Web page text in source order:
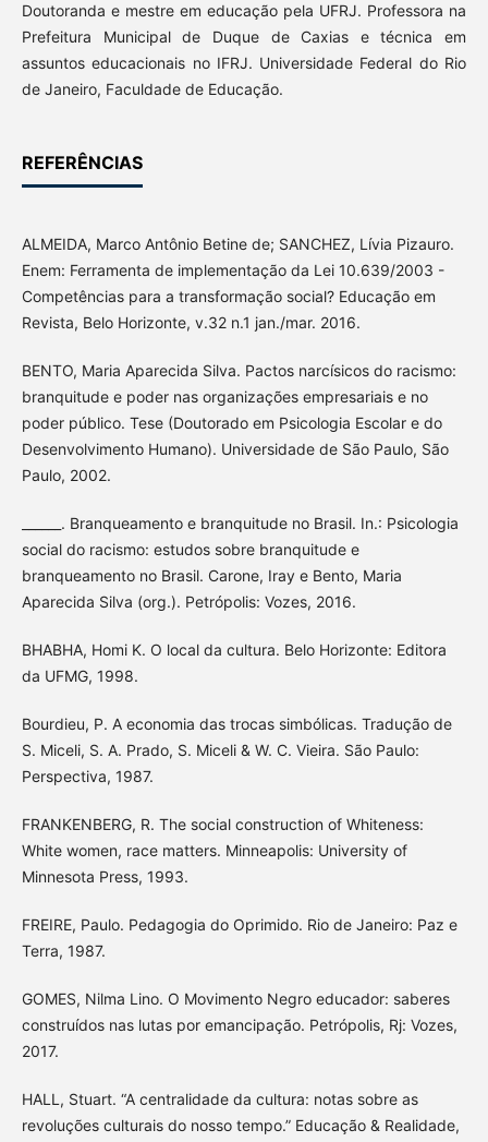
Doutoranda e mestre em educação pela UFRJ. Professora na
Prefeitura Municipal de Duque de Caxias e técnica em
assuntos educacionais no IFRJ. Universidade Federal do Rio
de Janeiro, Faculdade de Educação.
REFERÊNCIAS
ALMEIDA, Marco Antônio Betine de; SANCHEZ, Lívia Pizauro.
Enem: Ferramenta de implementação da Lei 10.639/2003 -
Competências para a transformação social? Educação em
Revista, Belo Horizonte, v.32 n.1 jan./mar. 2016.
BENTO, Maria Aparecida Silva. Pactos narcísicos do racismo:
branquitude e poder nas organizações empresariais e no
poder público. Tese (Doutorado em Psicologia Escolar e do
Desenvolvimento Humano). Universidade de São Paulo, São
Paulo, 2002.
______. Branqueamento e branquitude no Brasil. In.: Psicologia
social do racismo: estudos sobre branquitude e
branqueamento no Brasil. Carone, Iray e Bento, Maria
Aparecida Silva (org.). Petrópolis: Vozes, 2016.
BHABHA, Homi K. O local da cultura. Belo Horizonte: Editora
da UFMG, 1998.
Bourdieu, P. A economia das trocas simbólicas. Tradução de
S. Miceli, S. A. Prado, S. Miceli & W. C. Vieira. São Paulo:
Perspectiva, 1987.
FRANKENBERG, R. The social construction of Whiteness:
White women, race matters. Minneapolis: University of
Minnesota Press, 1993.
FREIRE, Paulo. Pedagogia do Oprimido. Rio de Janeiro: Paz e
Terra, 1987.
GOMES, Nilma Lino. O Movimento Negro educador: saberes
construídos nas lutas por emancipação. Petrópolis, Rj: Vozes,
2017.
HALL, Stuart. “A centralidade da cultura: notas sobre as
revoluções culturais do nosso tempo.” Educação & Realidade,